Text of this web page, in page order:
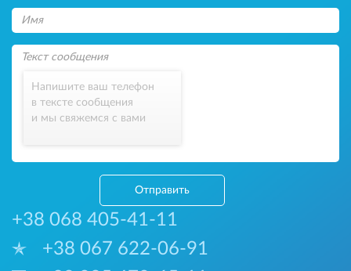
Напишите ваш телефон
в тексте сообщения
и мы свяжемся с вами
Отправить
+38 068 405-41-11
+38 067 622-06-91